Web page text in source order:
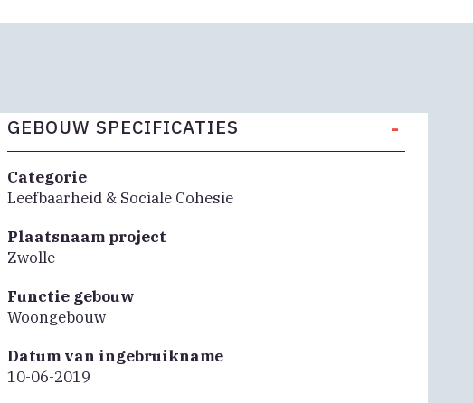
GEBOUW SPECIFICATIES -
Categorie
Leefbaarheid & Sociale Cohesie
Plaatsnaam project
Zwolle
Functie gebouw
Woongebouw
Datum van ingebruikname
10-06-2019